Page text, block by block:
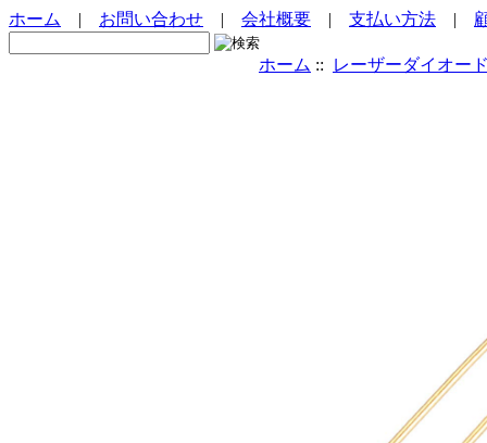
ホーム | お問い合わせ | 会社概要 | 支払い方法 |
ホーム :: レーザーダイオー